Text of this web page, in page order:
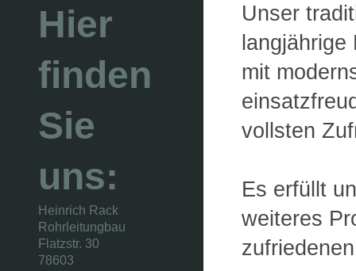
Unser
mit
vollsten
Es erfüllt
weiteres
Hier
finden
Sie
uns:
Heinrich Rack
Rohrleitungbau
Flatzstr. 30
78603